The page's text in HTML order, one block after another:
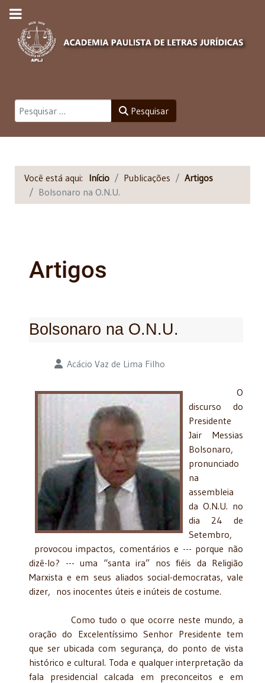
Pesquisar Pesquisar
Você está aqui: Início Publicações
Artigos
Bolsonaro na O.N.U.
Artigos
Bolsonaro na O.N.U.
Detalhes Acácio Vaz de Lima Filho
O
discurso do
Presidente
Jair Messias
Bolsonaro,
pronunciado
na
assembleia
da O.N.U. no
dia 24 de
Setembro,
provocou impactos, comentários e --- porque não
dizê-lo? --- uma “santa ira” nos fiéis da Religião
Marxista e em seus aliados social-democratas, vale
dizer, nos inocentes úteis e inúteis de costume.
Como tudo o que ocorre neste mundo, a
oração do Excelentíssimo Senhor Presidente tem
que ser ubicada com segurança, do ponto de vista
histórico e cultural. Toda e qualquer interpretação da
fala presidencial calcada em preconceitos e em